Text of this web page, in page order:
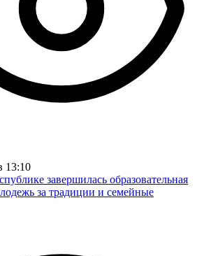
13:10
завершилась образовательная
за традиции и семейные